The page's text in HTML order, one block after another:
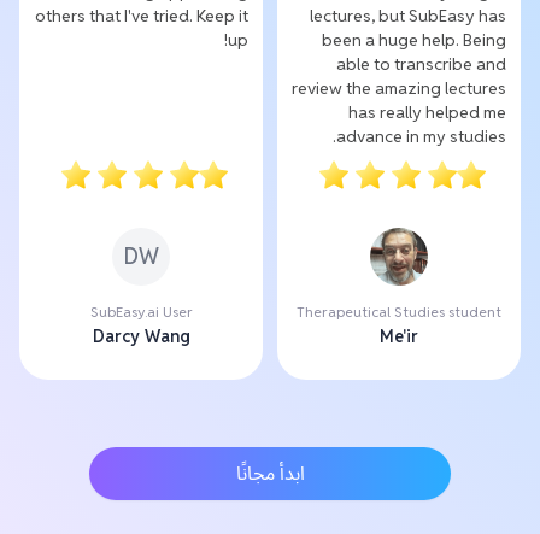
lectures, but SubEasy has
been a huge help. Being
able to transcribe and
review the amazing lectures
has really helped me
advance in my studies.
Therapeutical Studies student
Me'ir
others that I've tried. Keep it
up!
DW
SubEasy.ai User
Darcy Wang
ابدأ مجانًا